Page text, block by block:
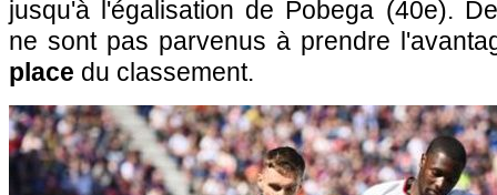
jusqu'à l'égalisation de Pobega (40e).
ne sont pas parvenus à prendre
place du classement.